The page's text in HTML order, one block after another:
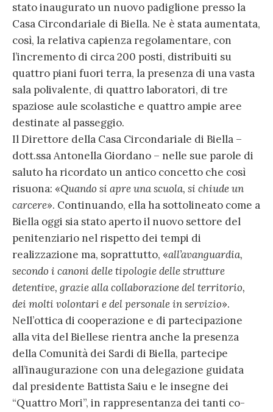
stato inaugurato un nuovo padiglione presso la
Casa Circondariale di Biella. Ne è stata aumentata,
così, la relativa capienza regolamentare, con
l’incremento di circa 200 posti, distribuiti su
quattro piani fuori terra, la presenza di una vasta
sala polivalente, di quattro laboratori, di tre
spaziose aule scolastiche e quattro ampie aree
destinate al passeggio.
Il Direttore della Casa Circondariale di Biella –
dott.ssa Antonella Giordano – nelle sue parole di
saluto ha ricordato un antico concetto che così
risuona: «Quando si apre una scuola, si chiude un
carcere». Continuando, ella ha sottolineato come a
Biella oggi sia stato aperto il nuovo settore del
penitenziario nel rispetto dei tempi di
realizzazione ma, soprattutto, «all’avanguardia,
secondo i canoni delle tipologie delle strutture
detentive, grazie alla collaborazione del territorio,
dei molti volontari e del personale in servizio».
Nell’ottica di cooperazione e di partecipazione
alla vita del Biellese rientra anche la presenza
della Comunità dei Sardi di Biella, partecipe
all’inaugurazione con una delegazione guidata
dal presidente Battista Saiu e le insegne dei
“Quattro Mori”, in rappresentanza dei tanti co-